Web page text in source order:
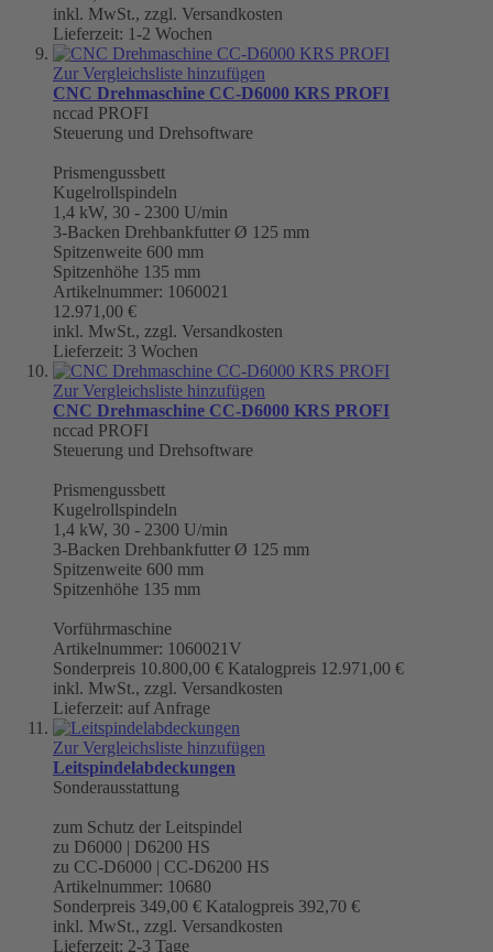
inkl. MwSt., zzgl. Versandkosten
Lieferzeit: 1-2 Wochen
Zur Vergleichsliste hinzufügen
CNC Drehmaschine CC-D6000 KRS PROFI
nccad PROFI
Steuerung und Drehsoftware
Prismengussbett
Kugelrollspindeln
1,4 kW, 30 - 2300 U/min
3-Backen Drehbankfutter Ø 125 mm
Spitzenweite 600 mm
Spitzenhöhe 135 mm
Artikelnummer: 1060021
12.971,00 €
inkl. MwSt., zzgl. Versandkosten
Lieferzeit: 3 Wochen
Zur Vergleichsliste hinzufügen
CNC Drehmaschine CC-D6000 KRS PROFI
nccad PROFI
Steuerung und Drehsoftware
Prismengussbett
Kugelrollspindeln
1,4 kW, 30 - 2300 U/min
3-Backen Drehbankfutter Ø 125 mm
Spitzenweite 600 mm
Spitzenhöhe 135 mm
Vorführmaschine
Artikelnummer: 1060021V
Sonderpreis 10.800,00 € Katalogpreis 12.971,00 €
inkl. MwSt., zzgl. Versandkosten
Lieferzeit: auf Anfrage
Zur Vergleichsliste hinzufügen
Leitspindelabdeckungen
Sonderausstattung
zum Schutz der Leitspindel
zu D6000 | D6200 HS
zu CC-D6000 | CC-D6200 HS
Artikelnummer: 10680
Sonderpreis 349,00 € Katalogpreis 392,70 €
inkl. MwSt., zzgl. Versandkosten
Lieferzeit: 2-3 Tage